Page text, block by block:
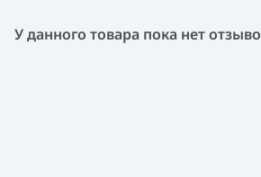
У данного товара пока нет